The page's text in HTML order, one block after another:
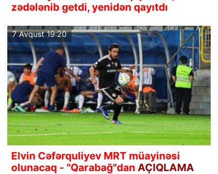
zədələnib getdi, yenidən qayıtdı
7 Avqust 19:20
Elvin Cəfərquliyev MRT müayinəsi
olunacaq - "Qarabağ"dan AÇIQLAMA